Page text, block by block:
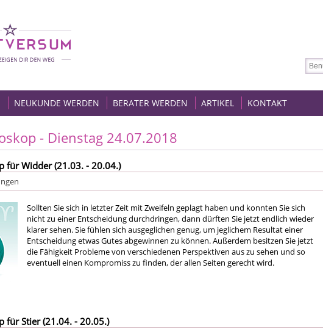
NEUKUNDE WERDEN BERATER WERDEN ARTIKEL KONTAKT
- Dienstag 24.07.2018
für Widder (21.03. - 20.04.)
Sollten Sie sich in letzter Zeit mit Zweifeln geplagt haben und konnten Sie sich
nicht zu einer Entscheidung durchdringen, dann dürften Sie jetzt endlich wieder
klarer sehen. Sie fühlen sich ausgeglichen genug, um jeglichem Resultat einer
Entscheidung etwas Gutes abgewinnen zu können. Außerdem besitzen Sie jetzt
die Fähigkeit Probleme von verschiedenen Perspektiven aus zu sehen und so
eventuell einen Kompromiss zu finden, der allen Seiten gerecht wird.
für Stier (21.04. - 20.05.)